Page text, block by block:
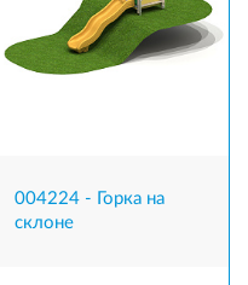
004224 - Горка на
склоне